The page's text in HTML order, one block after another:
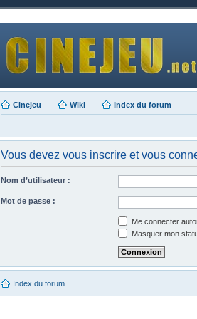
Cinejeu Wiki Index du forum
Vous devez vous inscrire et vous
Nom d’utilisateur :
Mot de passe :
Me connecter
Masquer mon
Index du forum